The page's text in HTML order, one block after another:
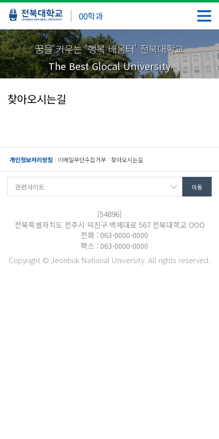
00학과
꿈을 키우는 '행복 배움터' 전북대학교
The Best Glocal University
찾아오시는길
개인정보처리방침 이메일무단수집거부 찾아오시는길
[54896]
전북특별자치도 전주시 덕진구 백제대로 567 전북대학교 OOO
전화 : 063-0000-0000
팩스 : 063-0000-0000
Copyright © Jeonbuk National University. All rights reserved.